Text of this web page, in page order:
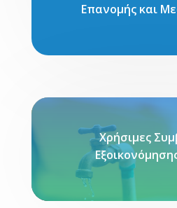
Επανομής και
Χρήσιμες